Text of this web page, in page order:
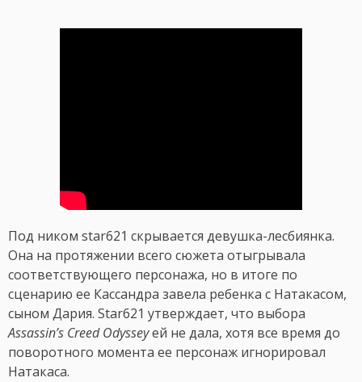
Под ником star621 скрывается девушка-лесбиянка.
Она на протяжении всего сюжета отыгрывала
соответствующего персонажа, но в итоге по
сценарию ее Кассандра завела ребенка с Натакасом,
сыном Дария. Star621 утверждает, что выбора
Assassin’s Creed Odysseyей не дала, хотя все время до
поворотного момента ее персонаж игнорировал
Натакаса.